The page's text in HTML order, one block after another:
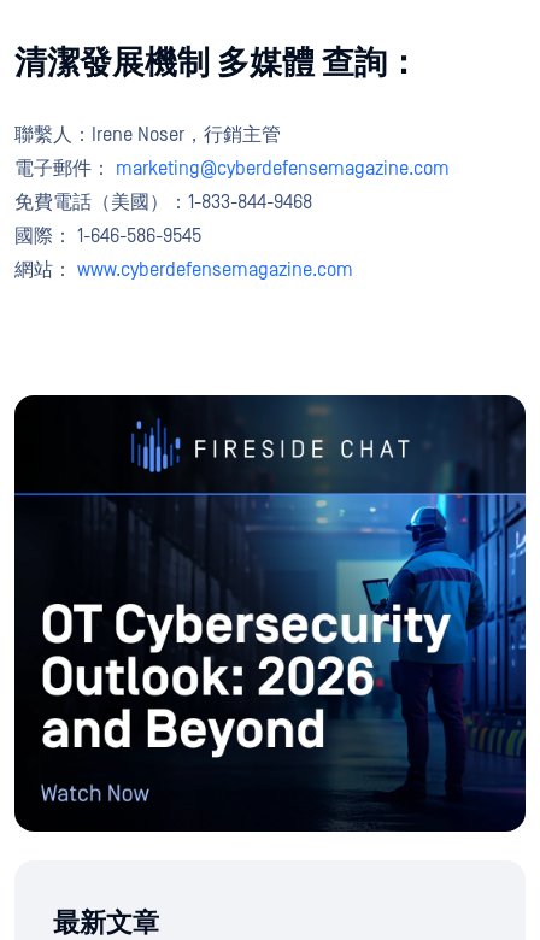
清潔發展機制 多媒體 查詢：
聯繫人：Irene Noser，行銷主管
電子郵件： marketing@cyberdefensemagazine.com
免費電話（美國）：1-833-844-9468
國際： 1-646-586-9545
網站： www.cyberdefensemagazine.com
最新文章